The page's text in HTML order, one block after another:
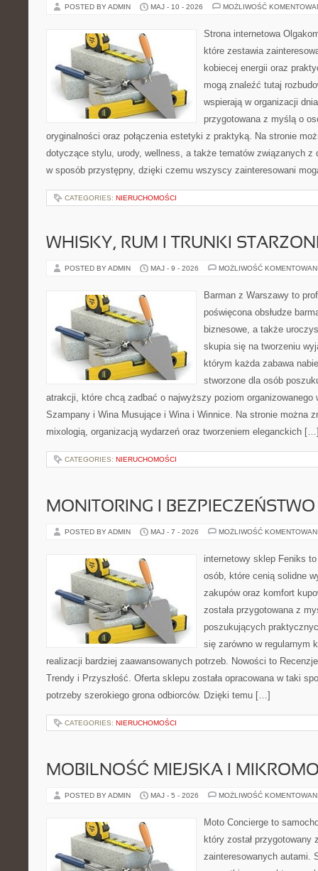
POSTED BY ADMIN MAJ - 10 - 2026 MOŻLIWOŚĆ
Strona internetowa
które zestawia
kobiecej energii oraz
mogą znaleźć tutaj
wspierają w organizacji
przygotowana z myślą o
oryginalności oraz połączenia estetyki z praktyką. Na stronie
dotyczące stylu, urody, wellness, a także tematów związanych z
w sposób przystępny, dzięki czemu wszyscy zainteresowani
CATEGORIES: NIERUCHOMOŚCI
WHISKY, RUM I TRUNKI
POSTED BY ADMIN MAJ - 9 - 2026 MOŻLIWOŚĆ
Barman z Warszawy to
poświęcona obsłudze
biznesowe, a także
skupia się na tworzeniu
którym każda zabawa
stworzone dla osób
atrakcji, które chcą zadbać o najwyższy poziom organizowanego
Szampany i Wina Musujące i Wina i Winnice. Na stronie można
mixologią, organizacją wydarzeń oraz tworzeniem eleganckich
CATEGORIES: NIERUCHOMOŚCI
MONITORING I
POSTED BY ADMIN MAJ - 7 - 2026 MOŻLIWOŚĆ
internetowy sklep Feniks
osób, które cenią solidne
zakupów oraz komfort
została przygotowana z
poszukujących
się zarówno w regularnym
realizacji bardziej zaawansowanych potrzeb. Nowości to
Trendy i Przyszłość. Oferta sklepu została opracowana w taki
potrzeby szerokiego grona odbiorców. Dzięki temu […]
CATEGORIES: NIERUCHOMOŚCI
MOBILNOŚĆ MIEJSKA I
POSTED BY ADMIN MAJ - 5 - 2026 MOŻLIWOŚĆ
Moto Concierge to
który został przygotowany
zainteresowanych autami.